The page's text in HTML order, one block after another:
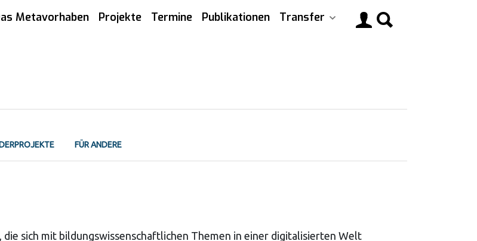
Metavorhaben Projekte Termine Publikationen Transfer
FÜR ANDERE
sich mit bildungswissenschaftlichen Themen in einer digitalisierten Welt